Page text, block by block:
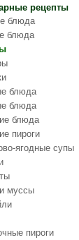
рецепты
блюда
блюда
блюда
блюда
блюда
пироги
ягодные супы
муссы
пироги